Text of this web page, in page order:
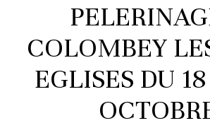
COLOMBEY
EGLISES DU